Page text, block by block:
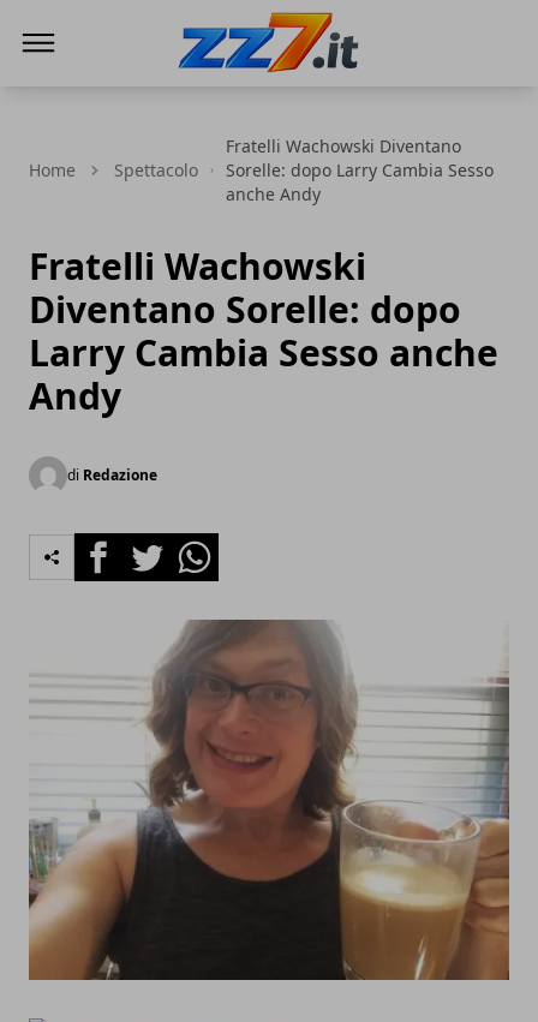
Home Spettacolo
Fratelli Wachowski Diventano
Sorelle: dopo Larry Cambia Sesso
anche Andy
Fratelli Wachowski
Diventano Sorelle: dopo
Larry Cambia Sesso anche
Andy
di Redazione
FacebookTwitterWhatsapp